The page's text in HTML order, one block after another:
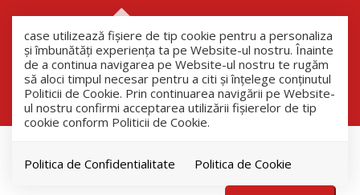
case utilizează fişiere de tip cookie pentru a personaliza
și îmbunătăți experiența ta pe Website-ul nostru. Înainte
de a continua navigarea pe Website-ul nostru te rugăm
să aloci timpul necesar pentru a citi și înțelege conținutul
Politicii de Cookie. Prin continuarea navigării pe Website-
ul nostru confirmi acceptarea utilizării fişierelor de tip
cookie conform Politicii de Cookie.
Politica de Confidentialitate Politica de Cookie
Filtreaza
Case